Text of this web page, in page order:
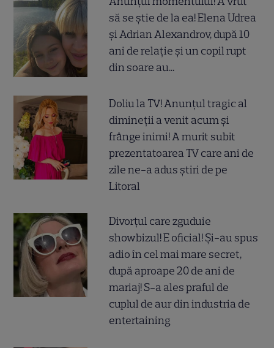
să se știe de la ea! Elena Udrea
și Adrian Alexandrov, după 10
ani de relație și un copil rupt
din soare au...
Doliu la TV! Anunțul tragic al
dimineții a venit acum și
frânge inimi! A murit subit
prezentatoarea TV care ani de
zile ne-a adus știri de pe
Litoral
Divorțul care zguduie
showbizul! E oficial! Și-au spus
adio în cel mai mare secret,
după aproape 20 de ani de
mariaj! S-a ales praful de
cuplul de aur din industria de
entertaining